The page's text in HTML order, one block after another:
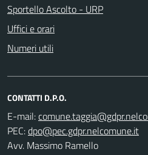
Sportello Ascolto - URP
Uffici e orari
Numeri utili
CONTATTI D.P.O.
E-mail:
PEC:
Avv. Massimo Ramello